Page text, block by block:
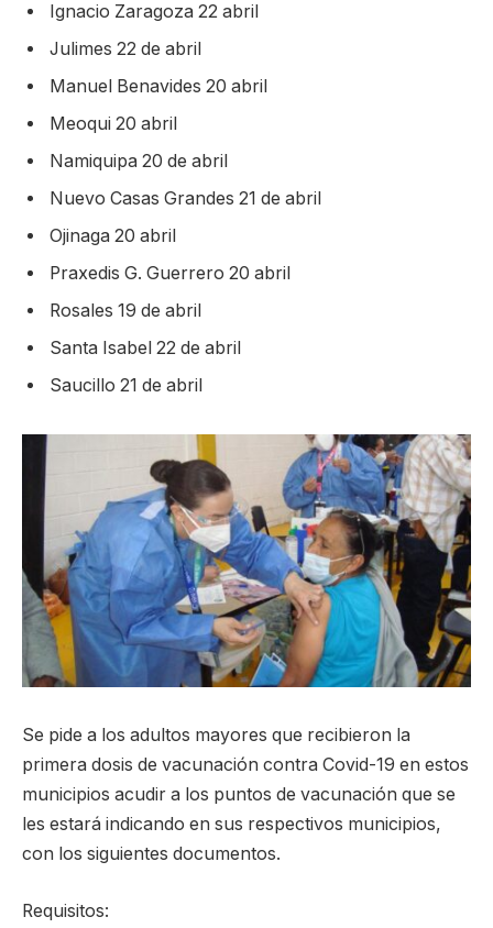
Ignacio Zaragoza 22 abril
Julimes 22 de abril
Manuel Benavides 20 abril
Meoqui 20 abril
Namiquipa 20 de abril
Nuevo Casas Grandes 21 de abril
Ojinaga 20 abril
Praxedis G. Guerrero 20 abril
Rosales 19 de abril
Santa Isabel 22 de abril
Saucillo 21 de abril
Se pide a los adultos mayores que recibieron la
primera dosis de vacunación contra Covid-19 en estos
municipios acudir a los puntos de vacunación que se
les estará indicando en sus respectivos municipios,
con los siguientes documentos.
Requisitos: